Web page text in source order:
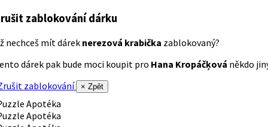
zablokování dárku
nechceš mít dárek nerezová krabička zablokovaný?
dárek pak bude moci koupit pro Hana Kropáčķová někdo
zablokování
× Zpět